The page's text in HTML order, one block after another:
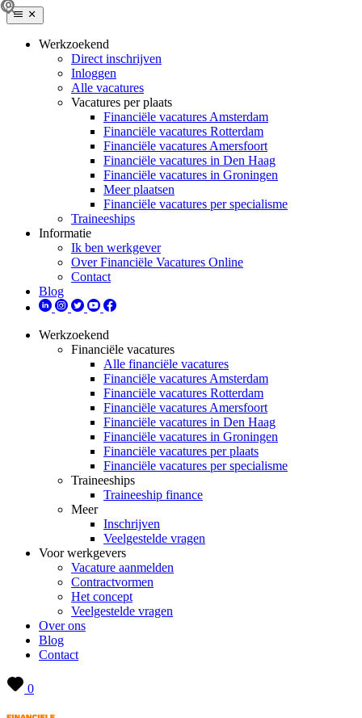
Werkzoekend
Direct inschrijven
Inloggen
Alle vacatures
Vacatures per plaats
Financiële vacatures Amsterdam
Financiële vacatures Rotterdam
Financiële vacatures Amersfoort
Financiële vacatures in Den Haag
Financiële vacatures in Groningen
Meer plaatsen
Financiële vacatures per specialisme
Traineeships
Informatie
Ik ben werkgever
Over Financiële Vacatures Online
Contact
Blog
Werkzoekend
Financiële vacatures
Alle financiële vacatures
Financiële vacatures Amsterdam
Financiële vacatures Rotterdam
Financiële vacatures Amersfoort
Financiële vacatures in Den Haag
Financiële vacatures in Groningen
Financiële vacatures per plaats
Financiële vacatures per specialisme
Traineeships
Traineeship finance
Meer
Inschrijven
Veelgestelde vragen
Voor werkgevers
Vacature aanmelden
Contractvormen
Het concept
Veelgestelde vragen
Over ons
Blog
Contact
0